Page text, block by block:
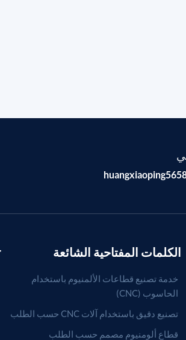
الكلمات المفتاحية الشائعة
خدمة تصنيع قطاعات الألمنيوم باستخدام
الحاسوب (CNC)
تصنيع دقيق باستخدام آلات CNC حسب الطلب
قطاع ألومنيوم مصمم حسب الطلب